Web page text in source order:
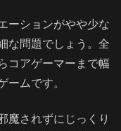
ーションがやや少な
な問題でしょう。全
コアゲーマーまで幅
ームです。
魔されずにじっくり